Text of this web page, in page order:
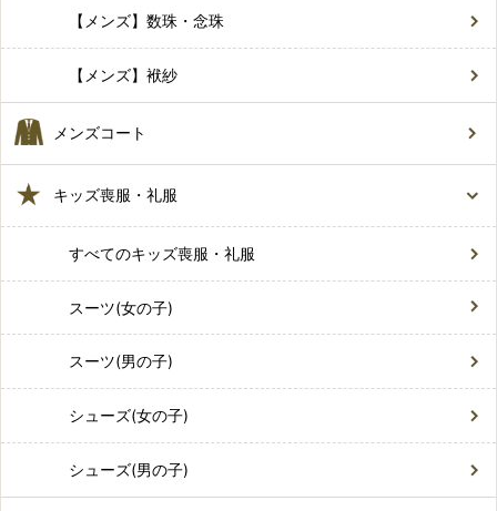
【メンズ】数珠・念珠
【メンズ】袱紗
メンズコート
キッズ喪服・礼服
すべてのキッズ喪服・礼服
スーツ(女の子)
スーツ(男の子)
シューズ(女の子)
シューズ(男の子)